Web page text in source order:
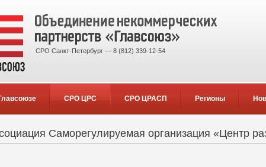
СРО Санкт-Петербург — 8 (812) 339-12-54
СРО ЦРС СРО ЦРАСП Регионы
Саморегулируемая организация «Центр